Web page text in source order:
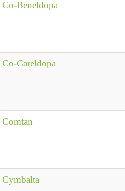
Co-Beneldopa
Co-Careldopa
Comtan
Cymbalta